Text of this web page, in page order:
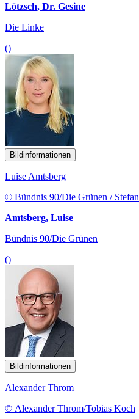
Lötzsch, Dr. Gesine
Die Linke
()
Bildinformationen
Luise Amtsberg
© Bündnis 90/Die Grünen /
Amtsberg, Luise
Bündnis 90/Die Grünen
()
Bildinformationen
Alexander Throm
© Alexander Throm/Tobias Koch